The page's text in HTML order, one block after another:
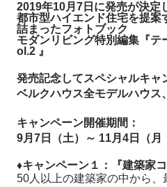
2019年10月7日に発売が決定
都市型ハイエンド住宅を提案
詰まったフォトブック
モダンリビング特別編集『テ
ol.2 』
発売記念してスペシャルキャ
ベルクハウス全モデルハウス
キャンペーン開催期間：
9月7日（土）～ 11月4日（月
♦キャンペーン１：『建築家コ
50人以上の建築家の中から